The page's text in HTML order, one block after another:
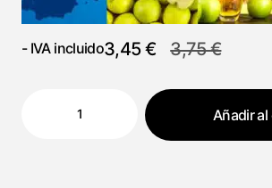
3,75€
3,45€
- IVA incluido
Añadir